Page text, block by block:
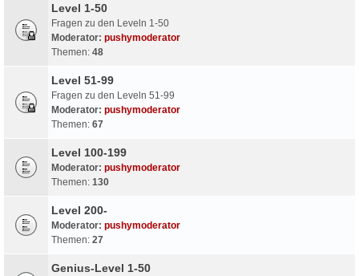
Level 1-50
Fragen zu den Leveln 1-50
Moderator: pushymoderator
Themen: 48
Level 51-99
Fragen zu den Leveln 51-99
Moderator: pushymoderator
Themen: 67
Level 100-199
Moderator: pushymoderator
Themen: 130
Level 200-
Moderator: pushymoderator
Themen: 27
Genius-Level 1-50